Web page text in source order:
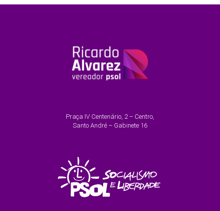
Praça IV Centenário, 2 – Centro,
Santo André – Gabinete 16